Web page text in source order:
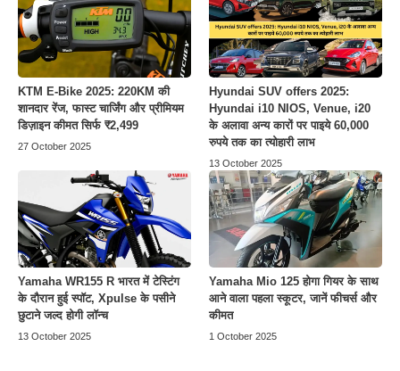
KTM E-Bike 2025: 220KM की
शानदार रेंज, फास्ट चार्जिंग और प्रीमियम
डिज़ाइन कीमत सिर्फ ₹2,499
27 October 2025
Hyundai SUV offers 2025:
Hyundai i10 NIOS, Venue, i20
के अलावा अन्य कारों पर पाइये 60,000
रुपये तक का त्योहारी लाभ
13 October 2025
Yamaha WR155 R भारत में टेस्टिंग
के दौरान हुई स्पॉट, Xpulse के पसीने
छुटाने जल्द होगी लॉन्च
13 October 2025
Yamaha Mio 125 होगा गियर के साथ
आने वाला पहला स्कूटर, जानें फीचर्स और
कीमत
1 October 2025